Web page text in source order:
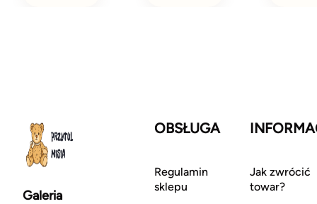
Galeria
OBSŁUGA
Regulamin
sklepu
Jak zwrócić
towar?